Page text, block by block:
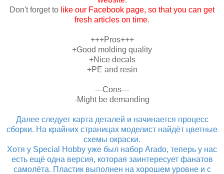
Don't forget to like our Facebook page, so that you can get
fresh articles on time.
+++Pros+++
+Good molding quality
+Nice decals
+PE and resin
---Cons---
-Might be demanding
Далее следует карта деталей и начинается процесс
сборки. На крайних страницах моделист найдёт цветные
схемы окраски.
Хотя у Special Hobby уже был набор Arado, теперь у нас
есть ещё одна версия, которая заинтересует фанатов
самолёта. Пластик выполнен на хорошем уровне и с